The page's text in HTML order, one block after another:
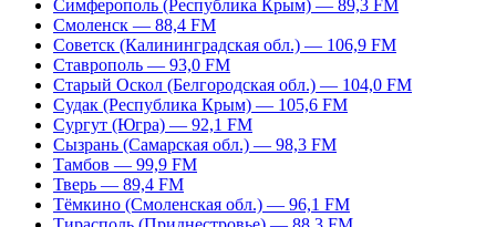
Симферополь (Республика Крым) — 89,3 FM
Смоленск — 88,4 FM
Советск (Калининградская обл.) — 106,9 FM
Ставрополь — 93,0 FM
Старый Оскол (Белгородская обл.) — 104,0 FM
Судак (Республика Крым) — 105,6 FM
Сургут (Югра) — 92,1 FM
Сызрань (Самарская обл.) — 98,3 FM
Тамбов — 99,9 FM
Тверь — 89,4 FM
Тёмкино (Смоленская обл.) — 96,1 FM